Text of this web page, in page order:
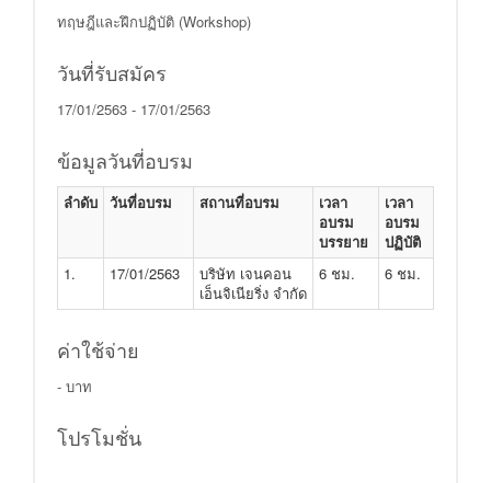
ทฤษฎีและฝึกปฏิบัติ (Workshop)
วันที่รับสมัคร
17/01/2563 - 17/01/2563
ข้อมูลวันที่อบรม
ลำดับ วันที่อบรม สถานที่อบรม
เวลา
อบรม
บรรยาย
เวลา
อบรม
ปฏิบัติ
1.
17/01/2563
บริษัท เจนคอน
เอ็นจิเนียริ่ง จำกัด
6 ชม. 6 ชม.
ค่าใช้จ่าย
- บาท
โปรโมชั่น